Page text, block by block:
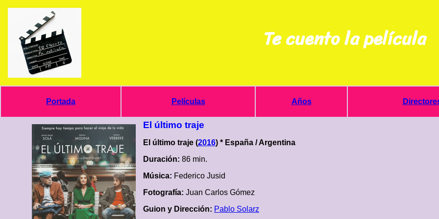
Te cuento la película
Portada Películas Años
El último traje
El último traje (2016) * España / Argentina
Duración: 86 min.
Música: Federico Jusid
Fotografía: Juan Carlos Gómez
Guion y Dirección: Pablo Solarz